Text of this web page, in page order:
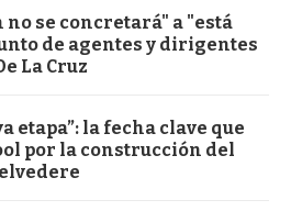
no se concretará" a "está
de agentes y dirigentes
La Cruz
etapa”: la fecha clave que
por la construcción del